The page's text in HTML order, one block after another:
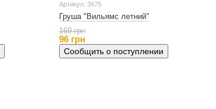
Артикул: 3675
Груша "Вильямс летний"
169 грн
96 грн
Сообщить о поступлении